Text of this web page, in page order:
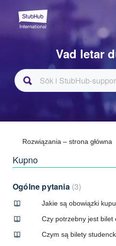
Vad letar
Rozwiązania – strona główna
Kupno
Ogólne pytania 3
Jakie są obowiązki
Czy potrzebny jest bilet
Czym są bilety